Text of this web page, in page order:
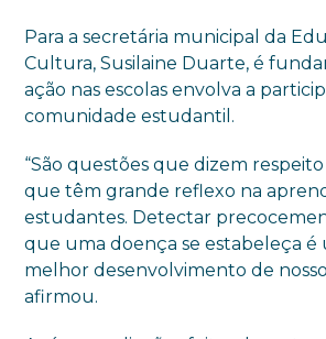
Para a secretária municipal da
Cultura, Susilaine Duarte, é
ação nas escolas envolva a
comunidade estudantil.
“São questões que dizem respeito
que têm grande reflexo na
estudantes. Detectar
que uma doença se estabeleça é
melhor desenvolvimento de
afirmou.